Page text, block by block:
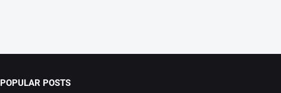
POPULAR POSTS